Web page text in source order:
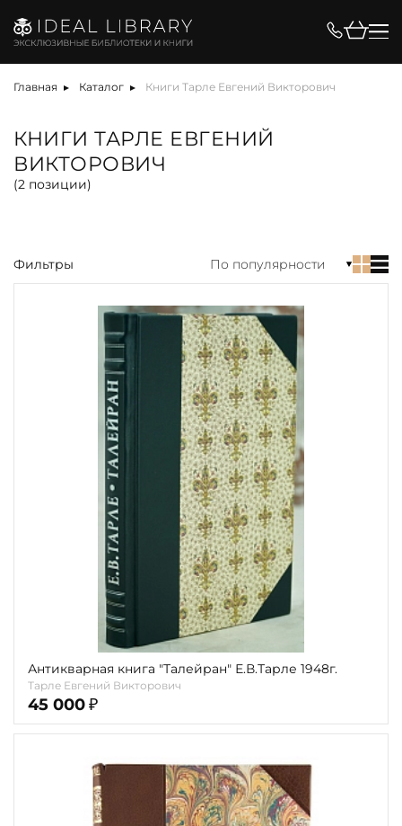
Главная Каталог Книги Тарле Евгений Викторович
КНИГИ ТАРЛЕ ЕВГЕНИЙ
ВИКТОРОВИЧ
(2 позиции)
Цена, ₽
Вид
акция
антикварная книга
арт-объект
библиотека
Тиснение
Цвет
Пол и возраст
Фильтры По популярности
Антикварная книга "Талейран" Е.В.Тарле 1948г.
Тарле Евгений Викторович
45 000 ₽